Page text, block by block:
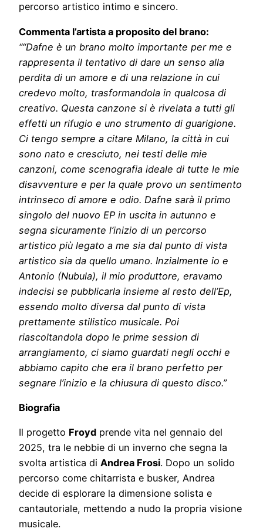
percorso artistico intimo e sincero.
Commenta l’artista a proposito del brano:
““Dafne è un brano molto importante per me e
rappresenta il tentativo di dare un senso alla
perdita di un amore e di una relazione in cui
credevo molto, trasformandola in qualcosa di
creativo. Questa canzone si è rivelata a tutti gli
effetti un rifugio e uno strumento di guarigione.
Ci tengo sempre a citare Milano, la città in cui
sono nato e cresciuto, nei testi delle mie
canzoni, come scenografia ideale di tutte le mie
disavventure e per la quale provo un sentimento
intrinseco di amore e odio. Dafne sarà il primo
singolo del nuovo EP in uscita in autunno e
segna sicuramente l’inizio di un percorso
artistico più legato a me sia dal punto di vista
artistico sia da quello umano. Inzialmente io e
Antonio (Nubula), il mio produttore, eravamo
indecisi se pubblicarla insieme al resto dell’Ep,
essendo molto diversa dal punto di vista
prettamente stilistico musicale. Poi
riascoltandola dopo le prime session di
arrangiamento, ci siamo guardati negli occhi e
abbiamo capito che era il brano perfetto per
segnare l’inizio e la chiusura di questo disco.”
Biografia
Il progetto Froyd prende vita nel gennaio del
2025, tra le nebbie di un inverno che segna la
svolta artistica di Andrea Frosi. Dopo un solido
percorso come chitarrista e busker, Andrea
decide di esplorare la dimensione solista e
cantautoriale, mettendo a nudo la propria visione
musicale.